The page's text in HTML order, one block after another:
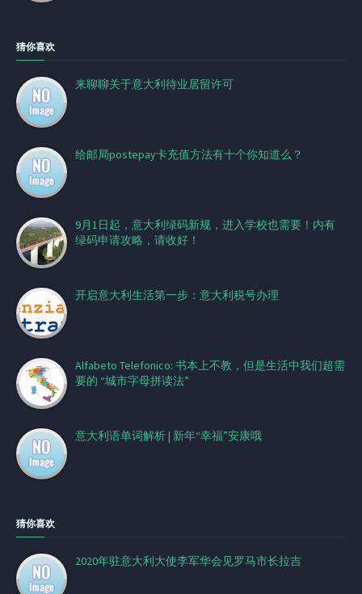
猜你喜欢
来聊聊关于意大利待业居留许可
给邮局postepay卡充值方法有十个你知道么？
9月1日起，意大利绿码新规，进入学校也需要！内有
绿码申请攻略，请收好！
开启意大利生活第一步：意大利税号办理
Alfabeto Telefonico: 书本上不教，但是生活中我们超需
要的 “城市字母拼读法”
意大利语单词解析 | 新年“幸福”安康哦
猜你喜欢
2020年驻意大利大使李军华会见罗马市长拉吉